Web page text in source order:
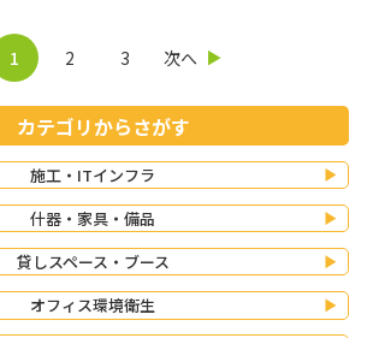
1 2 3 次へ
カテゴリからさがす
施工・ITインフラ
什器・家具・備品
貸しスペース・ブース
オフィス環境衛生